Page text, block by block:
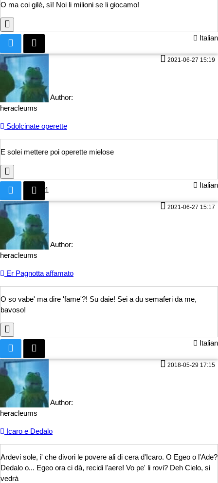
O ma coi gilè, sì! Noi li milioni se li giocamo!
Italian
2021-06-27 15:19
Author:
heracleums
Sdolcinate operette
E solei mettere poi operette mielose
Italian
1
2021-06-27 15:17
Author:
heracleums
Er Pagnotta affamato
O so vabe' ma dire 'fame'?! Su daie! Sei a du semaferi da me,
bavoso!
Italian
2018-05-29 17:15
Author:
heracleums
Icaro e Dedalo
Ardevi sole, i' che divori le povere ali di cera d'Icaro. O Egeo o l'Ade?
Dedalo o... Egeo ora ci dà, recidi l'aere! Vo pe' li rovi? Deh Cielo, si
vedrà